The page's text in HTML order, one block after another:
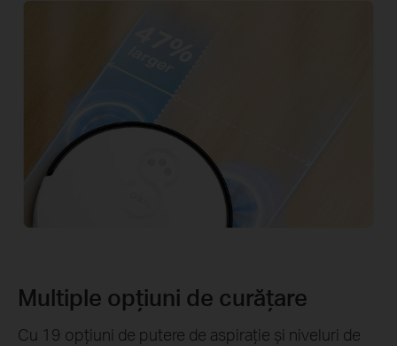
Multiple opțiuni de curățare
Cu 19 opțiuni de putere de aspirație și niveluri de